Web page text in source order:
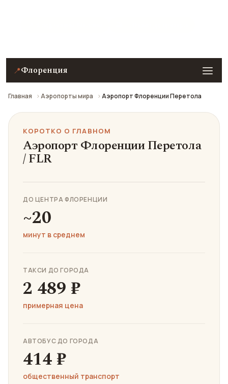
📍Флоренция
Главная Аэропорты мира Аэропорт Флоренции Перетола
КОРОТКО О ГЛАВНОМ
Аэропорт Флоренции Перетола
/ FLR
ДО ЦЕНТРА ФЛОРЕНЦИИ
~20
минут в среднем
ТАКСИ ДО ГОРОДА
2 489 ₽
примерная цена
АВТОБУС ДО ГОРОДА
414 ₽
общественный транспорт